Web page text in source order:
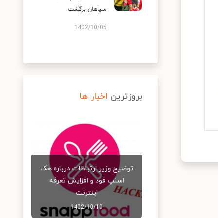
سپاهان برگشت
1402/10/05
بروزترین اخبار ها
توضیح وزیر ارتباطات درباره هک
اسنپ‌ فود و افزایش تعرفه
اینترنت
1402/10/10